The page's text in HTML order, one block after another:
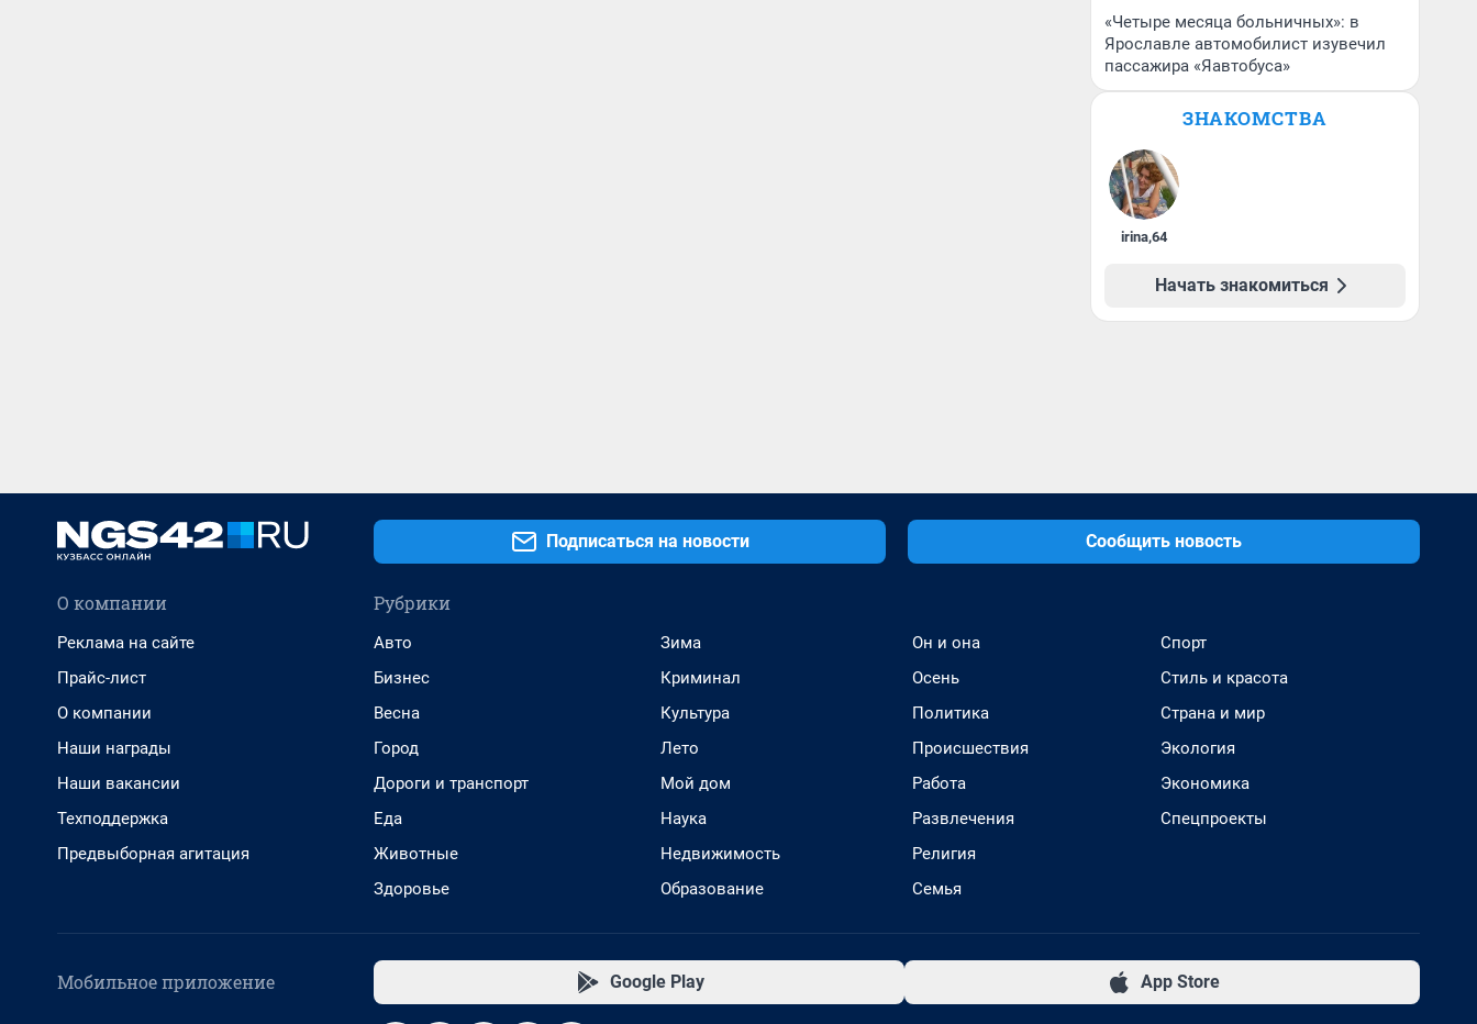
«Четыре месяца больничных»: в
Ярославле автомобилист изувечил
пассажира «Яавтобуса»
ЗНАКОМСТВА
irina,64
Начать знакомиться
Подписаться на новости Сообщить новость
О компании
Реклама на сайте
Прайс-лист
О компании
Наши награды
Наши вакансии
Техподдержка
Предвыборная агитация
Рубрики
Авто
Бизнес
Весна
Город
Дороги и транспорт
Еда
Животные
Здоровье
Зима
Криминал
Культура
Лето
Мой дом
Наука
Недвижимость
Образование
Он и она
Осень
Политика
Происшествия
Работа
Развлечения
Религия
Семья
Спорт
Стиль и красота
Страна и мир
Экология
Экономика
Спецпроекты
Мобильное приложение Google Play App Store